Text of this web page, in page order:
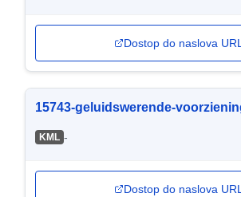
Dostop do naslova
15743-geluidswerende-
KML -
Dostop do naslova